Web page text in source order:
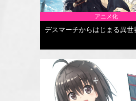
アニメ化
デスマーチからはじまる異世